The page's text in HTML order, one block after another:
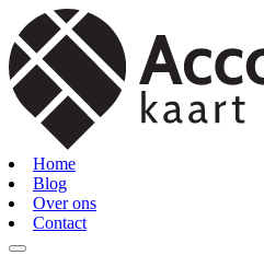
Home
Blog
Over ons
Contact